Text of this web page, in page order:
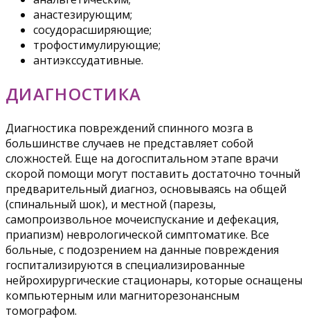
анастезирующим;
сосудорасширяющие;
трофостимулирующие;
антиэкссудативные.
ДИАГНОСТИКА
Диагностика повреждений спинного мозга в
большинстве случаев не представляет собой
сложностей. Еще на догоспитальном этапе врачи
скорой помощи могут поставить достаточно точный
предварительный диагноз, основываясь на общей
(спинальный шок), и местной (парезы,
самопроизвольное мочеиспускание и дефекация,
приапизм) неврологической симптоматике. Все
больные, с подозрением на данные повреждения
госпитализируются в специализированные
нейрохирургические стационары, которые оснащены
компьютерным или магниторезонансным
томографом.